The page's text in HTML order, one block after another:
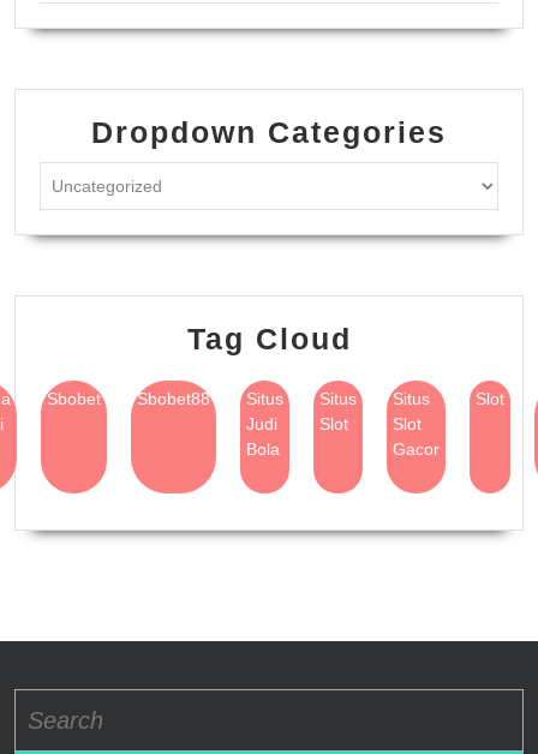
Dropdown Categories
Tag Cloud
Sbobet Sbobet88
Situs
Judi
Bola
Situs
Slot
Situs
Slot
Gacor
Slot
for: